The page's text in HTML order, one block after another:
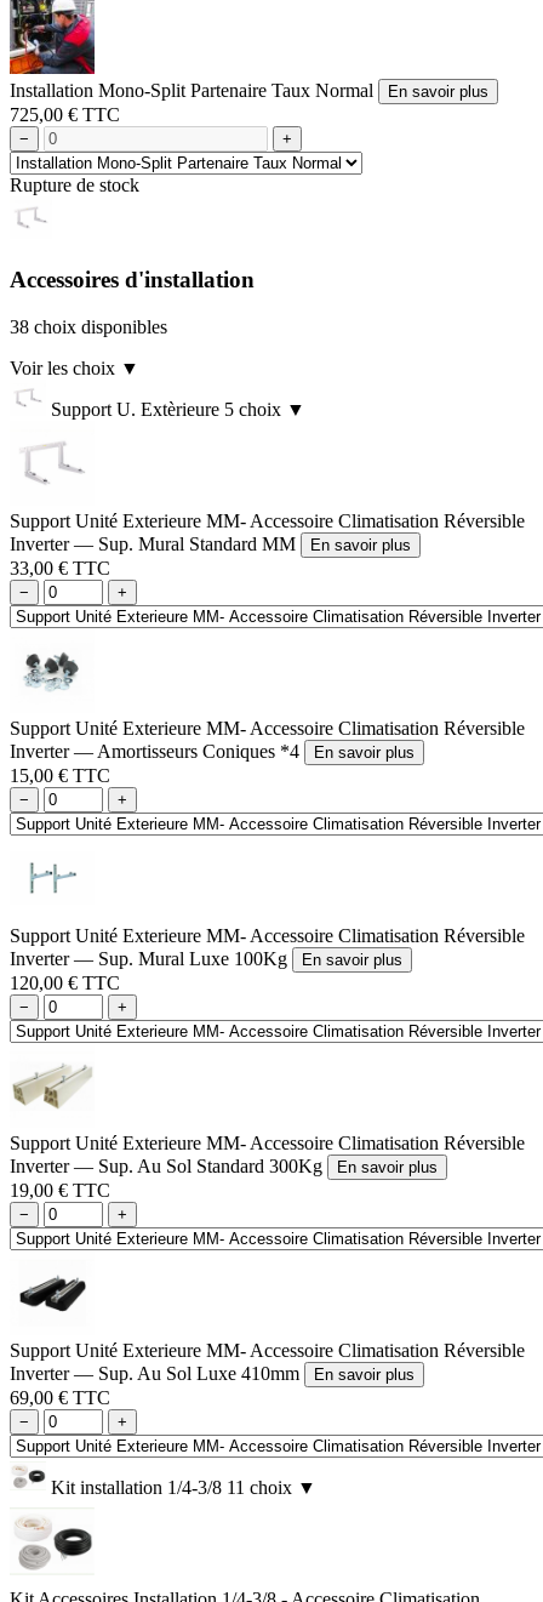
Installation Mono-Split Partenaire Taux Normal En savoir plus
725,00 € TTC
− +
Rupture de stock
Accessoires d'installation
38 choix disponibles
Voir les choix ▼
Support U. Extèrieure 5 choix ▼
Support Unité Exterieure MM- Accessoire Climatisation Réversible
Inverter — Sup. Mural Standard MM
En savoir plus
33,00 € TTC
− +
Support Unité Exterieure MM- Accessoire Climatisation Réversible
Inverter — Amortisseurs Coniques *4
En savoir plus
15,00 € TTC
− +
Support Unité Exterieure MM- Accessoire Climatisation Réversible
Inverter — Sup. Mural Luxe 100Kg
En savoir plus
120,00 € TTC
− +
Support Unité Exterieure MM- Accessoire Climatisation Réversible
Inverter — Sup. Au Sol Standard 300Kg
En savoir plus
19,00 € TTC
− +
Support Unité Exterieure MM- Accessoire Climatisation Réversible
Inverter — Sup. Au Sol Luxe 410mm
En savoir plus
69,00 € TTC
− +
Kit installation 1/4-3/8 11 choix ▼